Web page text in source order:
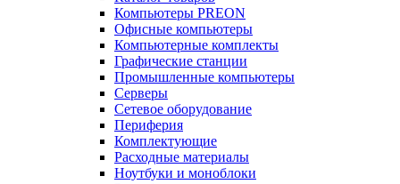
Компьютеры PREON
Офисные компьютеры
Компьютерные комплекты
Графические станции
Промышленные компьютеры
Серверы
Сетевое оборудование
Периферия
Комплектующие
Расходные материалы
Ноутбуки и моноблоки